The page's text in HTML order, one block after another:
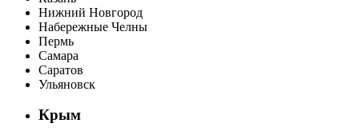
Нижний Новгород
Набережные Челны
Пермь
Самара
Саратов
Ульяновск
Крым